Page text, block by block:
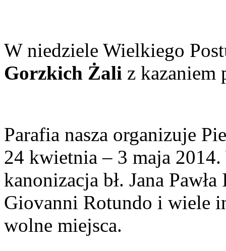
W niedziele Wielkiego
Gorzkich Żali z kazaniem
Parafia nasza organizuje
24 kwietnia – 3 maja
kanonizacja bł. Jana
Giovanni Rotundo i wiele
wolne miejsca.